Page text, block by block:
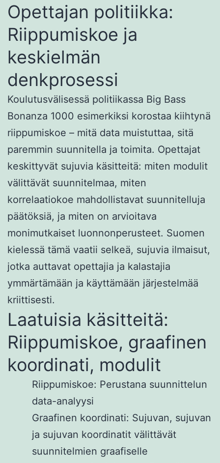
Opettajan politiikka:
Riippumiskoe ja
keskielmän
denkprosessi
Koulutusvälisessä politiikassa Big Bass
Bonanza 1000 esimerkiksi korostaa kiihtynä
riippumiskoe – mitä data muistuttaa, sitä
paremmin suunnitella ja toimita. Opettajat
keskittyvät sujuvia käsitteitä: miten modulit
välittävät suunnitelmaa, miten
korrelaatiokoe mahdollistavat suunnitelluja
päätöksiä, ja miten on arvioitava
monimutkaiset luonnonperusteet. Suomen
kielessä tämä vaatii selkeä, sujuvia ilmaisut,
jotka auttavat opettajia ja kalastajia
ymmärtämään ja käyttämään järjestelmää
kriittisesti.
Laatuisia käsitteitä:
Riippumiskoe, graafinen
koordinati, modulit
Riippumiskoe: Perustana suunnittelun
data-analyysi
Graafinen koordinati: Sujuvan, sujuvan
ja sujuvan koordinatit välittävät
suunnitelmien graafiselle